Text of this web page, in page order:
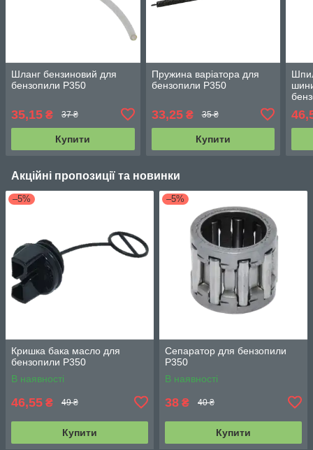
Шланг бензиновий для
бензопили P350
35,15 ₴ 37 ₴
Купити
Пружина варіатора для
бензопили P350
33,25₴ 35 ₴
Купити
Акційні пропозиції та новинки
–5%
Кришка бака масло для
бензопили P350
В наявності
46,55 ₴ 49 ₴
Купити
–5%
Сепаратор для бензопили
P350
В наявності
38 ₴ 40 ₴
Купити